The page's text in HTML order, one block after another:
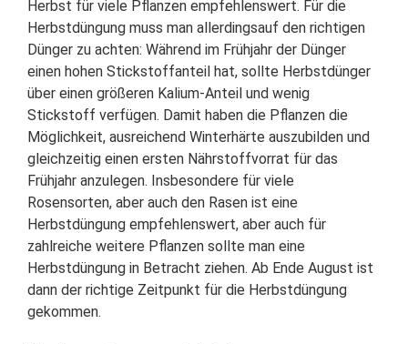
Herbst für viele Pflanzen empfehlenswert. Für die
Herbstdüngung muss man allerdingsauf den richtigen
Dünger zu achten: Während im Frühjahr der Dünger
einen hohen Stickstoffanteil hat, sollte Herbstdünger
über einen größeren Kalium-Anteil und wenig
Stickstoff verfügen. Damit haben die Pflanzen die
Möglichkeit, ausreichend Winterhärte auszubilden und
gleichzeitig einen ersten Nährstoffvorrat für das
Frühjahr anzulegen. Insbesondere für viele
Rosensorten, aber auch den Rasen ist eine
Herbstdüngung empfehlenswert, aber auch für
zahlreiche weitere Pflanzen sollte man eine
Herbstdüngung in Betracht ziehen. Ab Ende August ist
dann der richtige Zeitpunkt für die Herbstdüngung
gekommen.